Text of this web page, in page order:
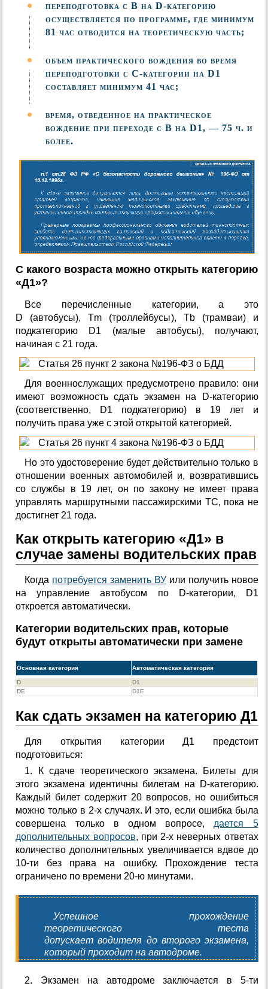
переподготовка с В на D-категорию
осуществляется по программе, где минимум
81 час отводится на теоретическую часть;
объем практического вождения во время
переподготовки с С-категории на D1
составляет минимум 41 час;
время, отведенное на практическое
вождение при переходе с В на D1, — 75 ч. и
более.
С какого возраста можно открыть категорию
«Д1»?
Все перечисленные категории, а это
D (автобусы), Tm (троллейбусы), Tb (трамваи) и
подкатегорию D1 (малые автобусы), получают,
начиная с 21 года.
Для военнослужащих предусмотрено правило: они
имеют возможность сдать экзамен на D-категорию
(соответственно, D1 подкатегорию) в 19 лет и
получить права уже с этой открытой категорией.
Но это удостоверение будет действительно только в
отношении военных автомобилей и, возвратившись
со службы в 19 лет, он по закону не имеет права
управлять маршрутными пассажирскими ТС, пока не
достигнет 21 года.
Как открыть категорию «Д1» в
случае замены водительских прав
Когда потребуется заменить ВУ или получить новое
на управление автобусом по D-категории, D1
откроется автоматически.
Категории водительских прав, которые
будут открыты автоматически при замене
Основная категория Автоматическая категория
D
D1
DE
D1E
Как сдать экзамен на категорию Д1
Для открытия категории Д1 предстоит
подготовиться:
1. К сдаче теоретического экзамена. Билеты для
этого экзамена идентичны билетам на D-категорию.
Каждый билет содержит 20 вопросов, но ошибиться
можно только в 2-х случаях. И это, если ошибка была
совершена только в одном вопросе, дается 5
дополнительных вопросов, при 2-х неверных ответах
количество дополнительных увеличивается вдвое до
10-ти без права на ошибку. Прохождение теста
ограничено по времени 20-ю минутами.
Успешное прохождение
теоретического теста
допускает водителя до второго экзамена,
который проходит на автодроме.
2. Экзамен на автодроме заключается в 5-ти